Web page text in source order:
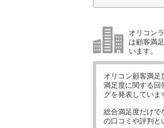
オリコン
は顧客満
います。
オリコン顧客満足
満足度に関する回
グを発表していま
総合満足度だけで
の口コミや評判と